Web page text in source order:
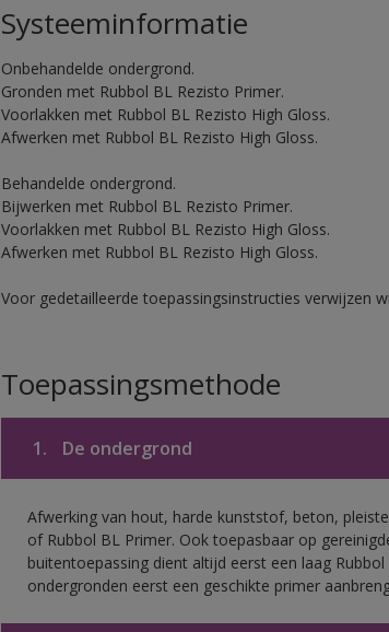
Systeeminformatie
Onbehandelde ondergrond.
Gronden met Rubbol BL Rezisto Primer.
Voorlakken met Rubbol BL Rezisto High Gloss.
Afwerken met Rubbol BL Rezisto High Gloss.
Behandelde ondergrond.
Bijwerken met Rubbol BL Rezisto Primer.
Voorlakken met Rubbol BL Rezisto High Gloss.
Afwerken met Rubbol BL Rezisto High Gloss.
Voor gedetailleerde toepassingsinstructies verwijzen
Toepassingsmethode
1. De ondergrond
Afwerking van hout, harde kunststof, beton,
of Rubbol BL Primer. Ook toepasbaar op
buitentoepassing dient altijd eerst een laag
ondergronden eerst een geschikte primer